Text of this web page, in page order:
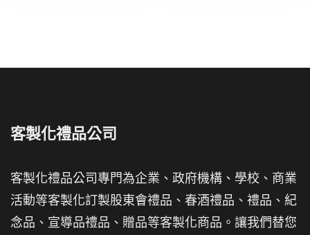
客製化禮品公司
客製化禮品公司專門為企業、政府機構、學校、商業
活動等客製化訂製股東會禮品、春酒禮品、禮品、紀
念品、宣導品禮品、贈品等客製化商品。讓我們替您